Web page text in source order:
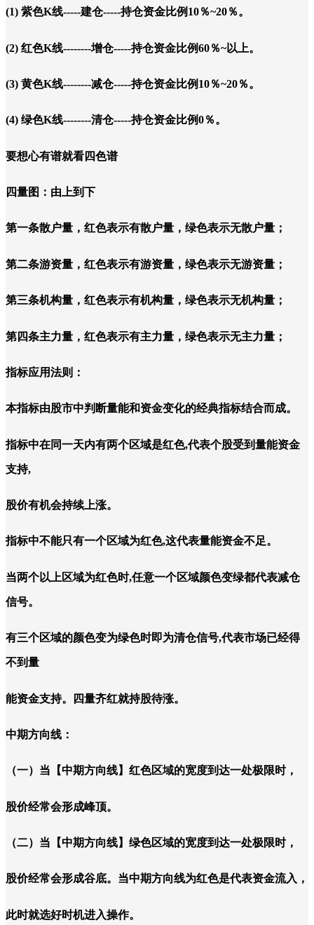
(1) 紫色K线-----建仓-----持仓资金比例10％~20％。
(2) 红色K线--------增仓-----持仓资金比例60％~以上。
(3) 黄色K线--------减仓-----持仓资金比例10％~20％。
(4) 绿色K线--------清仓-----持仓资金比例0％。
要想心有谱就看四色谱
四量图：由上到下
第一条散户量，红色表示有散户量，绿色表示无散户量；
第二条游资量，红色表示有游资量，绿色表示无游资量；
第三条机构量，红色表示有机构量，绿色表示无机构量；
第四条主力量，红色表示有主力量，绿色表示无主力量；
指标应用法则：
本指标由股市中判断量能和资金变化的经典指标结合而成。
指标中在同一天内有两个区域是红色,代表个股受到量能资金
支持,
股价有机会持续上涨。
指标中不能只有一个区域为红色,这代表量能资金不足。
当两个以上区域为红色时,任意一个区域颜色变绿都代表减仓
信号。
有三个区域的颜色变为绿色时即为清仓信号,代表市场已经得
不到量
能资金支持。四量齐红就持股待涨。
中期方向线：
（一）当【中期方向线】红色区域的宽度到达一处极限时，
股价经常会形成峰顶。
（二）当【中期方向线】绿色区域的宽度到达一处极限时，
股价经常会形成谷底。当中期方向线为红色是代表资金流入，
此时就选好时机进入操作。